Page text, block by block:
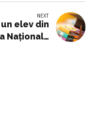
NEXT
elev din
Națională